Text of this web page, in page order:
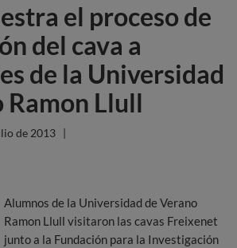
el proceso de
del cava a
de la Universidad
Ramon Llull
de 2013 |
Alumnos de la Universidad de Verano
Ramon Llull visitaron las cavas Freixenet
junto a la Fundación para la Investigación